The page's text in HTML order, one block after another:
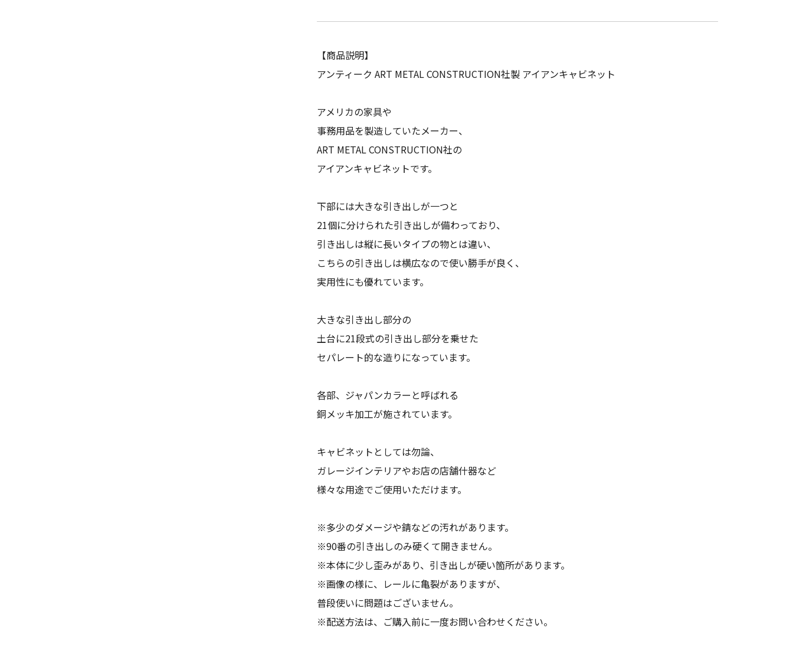
【商品説明】
アンティーク ART METAL CONSTRUCTION社製 アイアンキャビネット
アメリカの家具や
事務用品を製造していたメーカー、
ART METAL CONSTRUCTION社の
アイアンキャビネットです。
下部には大きな引き出しが一つと
21個に分けられた引き出しが備わっており、
引き出しは縦に長いタイプの物とは違い、
こちらの引き出しは横広なので使い勝手が良く、
実用性にも優れています。
大きな引き出し部分の
土台に21段式の引き出し部分を乗せた
セパレート的な造りになっています。
各部、ジャパンカラーと呼ばれる
銅メッキ加工が施されています。
キャビネットとしては勿論、
ガレージインテリアやお店の店舗什器など
様々な用途でご使用いただけます。
※多少のダメージや錆などの汚れがあります。
※90番の引き出しのみ硬くて開きません。
※本体に少し歪みがあり、引き出しが硬い箇所があります。
※画像の様に、レールに亀裂がありますが、
普段使いに問題はございません。
※配送方法は、ご購入前に一度お問い合わせください。